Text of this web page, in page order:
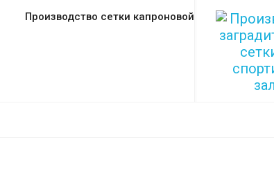
Производство сетки капроновой